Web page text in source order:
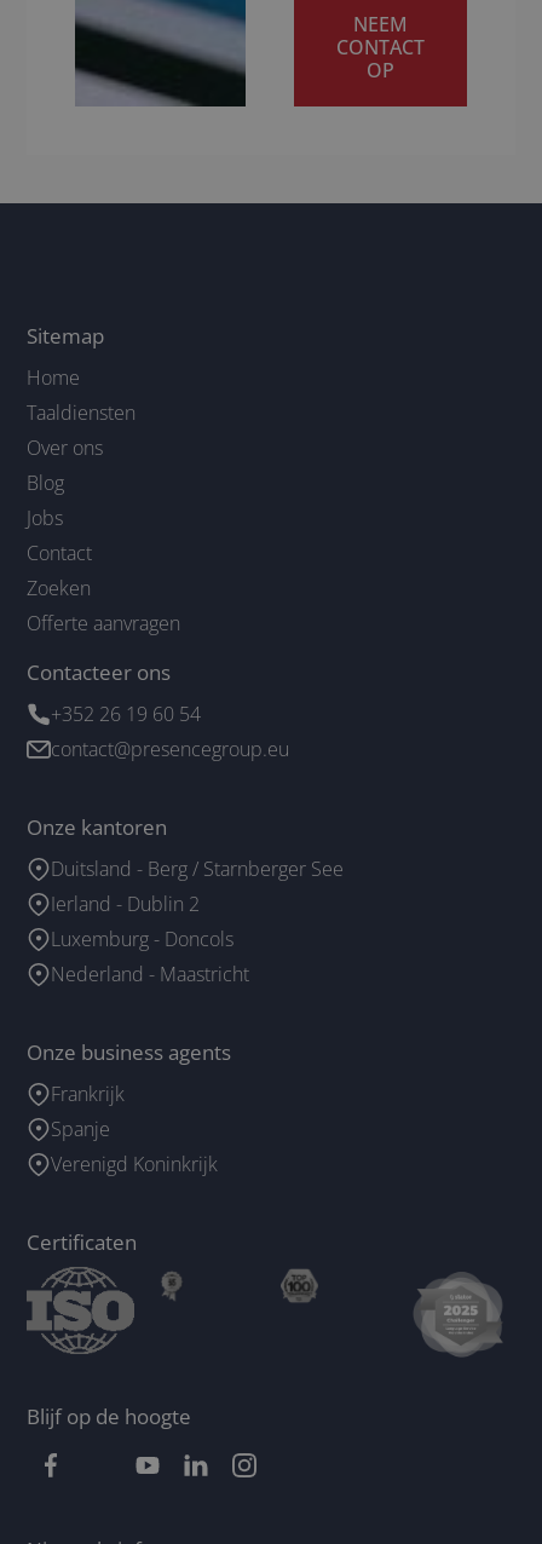
NEEM
CONTACT
OP
Sitemap
Home
Taaldiensten
Over ons
Blog
Jobs
Contact
Zoeken
Offerte aanvragen
Contacteer ons
+352 26 19 60 54
contact@presencegroup.eu
Onze kantoren
Duitsland - Berg / Starnberger See
Ierland - Dublin 2
Luxemburg - Doncols
Nederland - Maastricht
Onze business agents
Frankrijk
Spanje
Verenigd Koninkrijk
Certificaten
Blijf op de hoogte